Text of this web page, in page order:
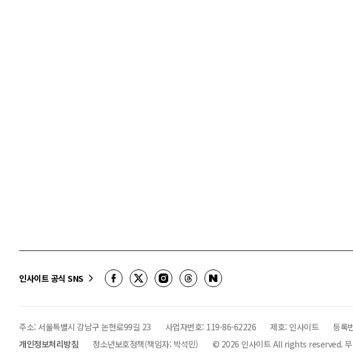
인사이트 공식 SNS
주소: 서울특별시 강남구 논현로99길 23 사업자번호: 119-86-62226 제호: 인사이트 등록
개인정보처리방침
청소년보호정책(책임자: 박석민) © 2026 인사이트 All rights reserved. 무